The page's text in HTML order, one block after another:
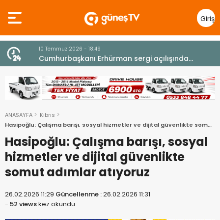
Giriş
Yap
10 Temmuz 2026 - 18:49
Cumhurbaşkanı Erhürman sergi açılışında
fenalaşarak hastaneye kaldırıldı
ANASAYFA
Kıbrıs
Hasipoğlu: Çalışma barışı, sosyal hizmetler ve dijital güvenlikte somut
adımlar atıyoruz
Hasipoğlu: Çalışma barışı, sosyal
hizmetler ve dijital güvenlikte
somut adımlar atıyoruz
26.02.2026 11:29 Güncellenme :26.02.2026 11:31
- 52 viewskez okundu